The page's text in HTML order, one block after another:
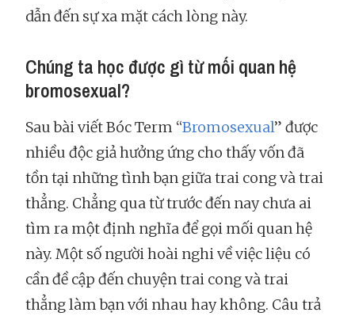
dẫn đến sự xa mặt cách lòng này.
Chúng ta học được gì từ mối quan hệ
bromosexual?
Sau bài viết Bóc Term “Bromosexual” được
nhiều độc giả hưởng ứng cho thấy vốn đã
tồn tại những tình bạn giữa trai cong và trai
thẳng. Chẳng qua từ trước đến nay chưa ai
tìm ra một định nghĩa để gọi mối quan hệ
này. Một số người hoài nghi về việc liệu có
cần đề cập đến chuyện trai cong và trai
thẳng làm bạn với nhau hay không. Câu trả